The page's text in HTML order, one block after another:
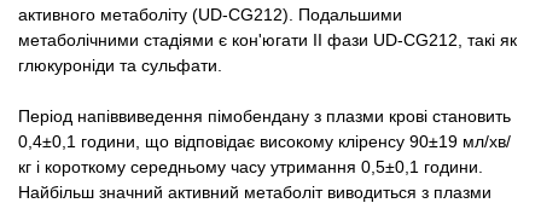
активного метаболіту (UD-CG212). Подальшими
метаболічними стадіями є кон'югати II фази UD-CG212, такі як
глюкуроніди та сульфати.
Період напіввиведення пімобендану з плазми крові становить
0,4±0,1 години, що відповідає високому кліренсу 90±19 мл/хв/
кг і короткому середньому часу утримання 0,5±0,1 години.
Найбільш значний активний метаболіт виводиться з плазми